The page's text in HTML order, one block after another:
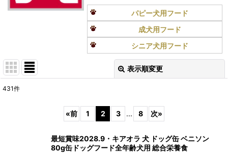
パピー犬用フード
成犬用フード
シニア犬用フード
表示順変更
431件
«前 1 2 3 ... 8 次»
最短賞味2028.9・キアオラ 犬 ドッグ缶 ベニソン
80g缶ドッグフード全年齢犬用 総合栄養食